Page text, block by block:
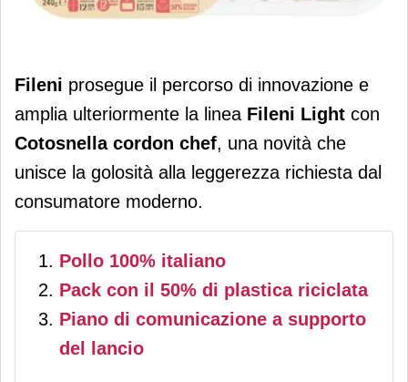
Fileni amplia la linea Light con
Cotosnella cordon chef con 40% di
grassi in meno
Fileni prosegue il percorso di innovazione e
amplia ulteriormente la linea Fileni Light con
Cotosnella cordon chef, una novità che
unisce la golosità alla leggerezza richiesta dal
consumatore moderno.
Pollo 100% italiano
Pack con il 50% di plastica riciclata
Piano di comunicazione a supporto
del lancio